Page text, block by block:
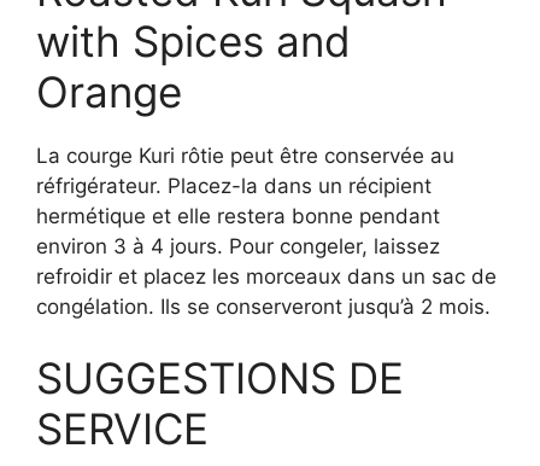
with Spices and
Orange
La courge Kuri rôtie peut être conservée au
réfrigérateur. Placez-la dans un récipient
hermétique et elle restera bonne pendant
environ 3 à 4 jours. Pour congeler, laissez
refroidir et placez les morceaux dans un sac de
congélation. Ils se conserveront jusqu’à 2 mois.
SUGGESTIONS DE
SERVICE